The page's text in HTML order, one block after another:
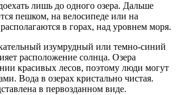
лишь до одного озера. Дальше
пешком, на велосипеде или на
в горах, над уровнем моря.
изумрудный или темно-синий
расположение солнца. Озера
красивых лесов, поэтому люди могут
Вода в озерах кристально чистая.
в первозданном виде.